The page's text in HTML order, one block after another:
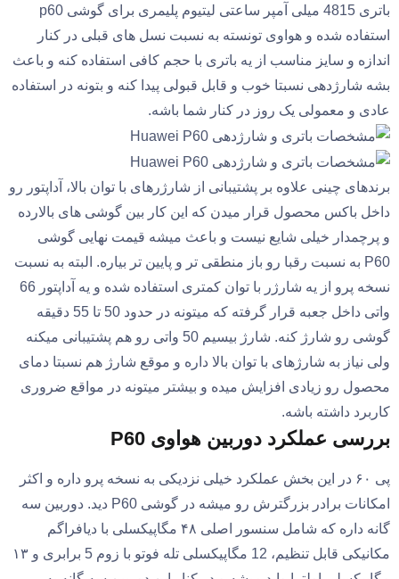
باتری 4815 میلی آمپر ساعتی لیتیوم پلیمری برای گوشی p60
استفاده شده و هواوی تونسته به نسبت نسل های قبلی در کنار
اندازه و سایز مناسب از یه باتری با حجم کافی استفاده کنه و باعث
بشه شارژدهی نسبتا خوب و قابل قبولی پیدا کنه و بتونه در استفاده
عادی و معمولی یک روز در کنار شما باشه.
برندهای چینی علاوه بر پشتیبانی از شارژرهای با توان بالا، آداپتور رو
داخل باکس محصول قرار میدن که این کار بین گوشی های بالارده
و پرچمدار خیلی شایع نیست و باعث میشه قیمت نهایی گوشی
P60 به نسبت رقبا رو باز منطقی تر و پایین تر بیاره. البته به نسبت
نسخه پرو از یه شارژر با توان کمتری استفاده شده و یه آداپتور 66
واتی داخل جعبه قرار گرفته که میتونه در حدود 50 تا 55 دقیقه
گوشی رو شارژ کنه. شارژ بیسیم 50 واتی رو هم پشتیبانی میکنه
ولی نیاز به شارژهای با توان بالا داره و موقع شارژ هم نسبتا دمای
محصول رو زیادی افزایش میده و بیشتر میتونه در مواقع ضروری
کاربرد داشته باشه.
بررسی عملکرد دوربین هواوی P60
پی ۶۰ در این بخش عملکرد خیلی نزدیکی به نسخه پرو داره و اکثر
امکانات برادر بزرگترش رو میشه در گوشی P60 دید. دوربین سه
گانه داره که شامل سنسور اصلی ۴۸ مگاپیکسلی با دیافراگم
مکانیکی قابل تنظیم، 12 مگاپیکسلی تله فوتو با زوم 5 برابری و ۱۳